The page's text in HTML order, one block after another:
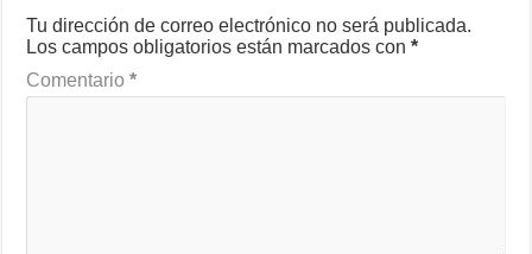
Tu dirección de correo electrónico no será publicada.
Los campos obligatorios están marcados con*
Comentario*